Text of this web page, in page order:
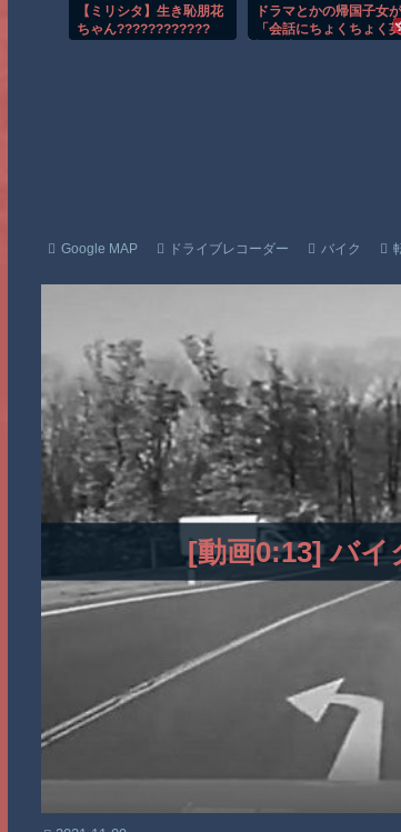
【ミリシタ】生き恥朋花
ちゃん????????????
ドラマとかの帰国子女が
「会話にちょくちょく英
Google MAP ドライブレコーダー バイク
[動画0:13] バイ